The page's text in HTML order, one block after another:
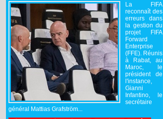
La FIFA
reconnaît des
erreurs dans
la gestion du
projet FIFA
Forward
Enterprise
(FFE). Réunis
à Rabat, au
Maroc, le
président de
l'instance,
Gianni
Infantino, le
secrétaire
général Mattias Grafström...